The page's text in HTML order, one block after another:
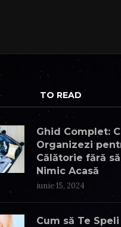
TO READ
Ghid Complet:
Organizezi
Călătorie fără
Nimic Acasă
iunie 15, 2024
Cum să Te